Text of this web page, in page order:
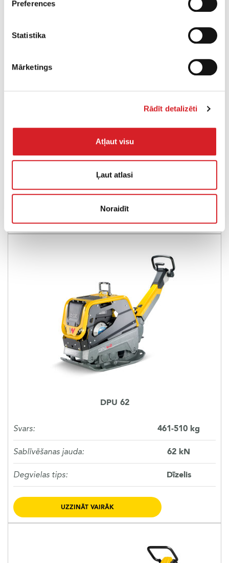
Preferences
Statistika
Mārketings
Rādīt detalizēti
Atļaut visu
Ļaut atlasi
Noraidīt
Sablīvēšanas jauda: 62 kN
DPU 62
Svars: 461-510 kg
Sablīvēšanas jauda: 62 kN
Degvielas tips: Dīzelis
UZZINĀT VAIRĀK